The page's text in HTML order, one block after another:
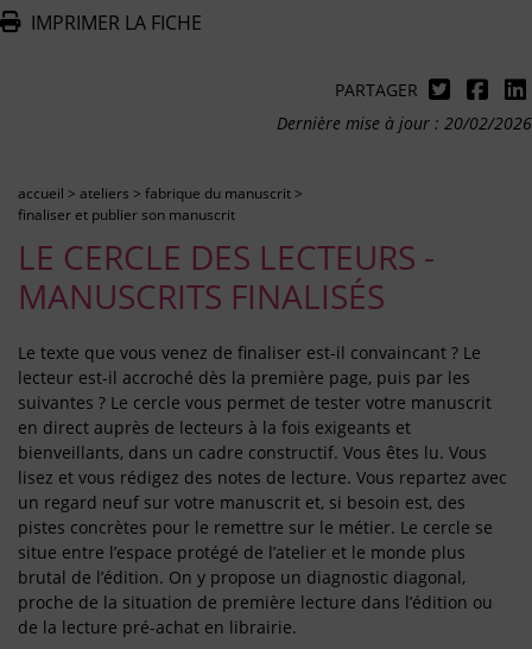
IMPRIMER LA FICHE
PARTAGER
Dernière mise à jour : 20/02/2026
accueil > ateliers > fabrique du manuscrit>
finaliser et publier son manuscrit
LE CERCLE DES LECTEURS -
MANUSCRITS FINALISÉS
Le texte que vous venez de finaliser est-il convaincant ? Le
lecteur est-il accroché dès la première page, puis par les
suivantes ? Le cercle vous permet de tester votre manuscrit
en direct auprès de lecteurs à la fois exigeants et
bienveillants, dans un cadre constructif. Vous êtes lu. Vous
lisez et vous rédigez des notes de lecture. Vous repartez avec
un regard neuf sur votre manuscrit et, si besoin est, des
pistes concrètes pour le remettre sur le métier. Le cercle se
situe entre l’espace protégé de l’atelier et le monde plus
brutal de l’édition. On y propose un diagnostic diagonal,
proche de la situation de première lecture dans l’édition ou
de la lecture pré-achat en librairie.